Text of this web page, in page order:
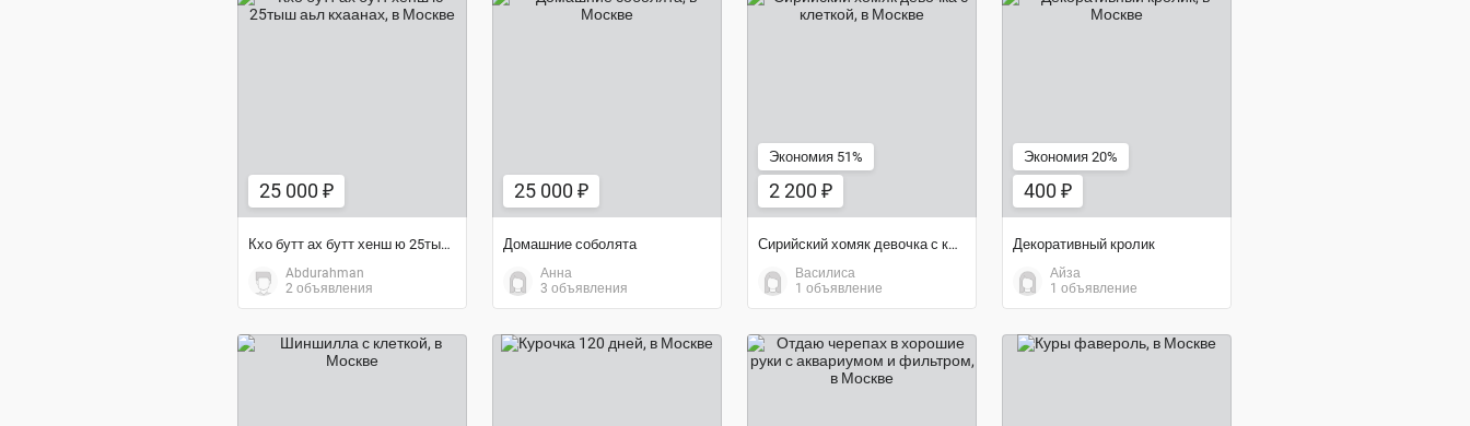
25 000 ₽
Кхо бутт ах бутт хенш ю 25тыш аьл кхаанах
Abdurahman
2 объявления
25 000 ₽
Домашние соболята
Анна
3 объявления
Экономия 51%
2 200 ₽
Сирийский хомяк девочка с клеткой
Василиса
1 объявление
Экономия 20%
400 ₽
Декоративный кролик
Айза
1 объявление